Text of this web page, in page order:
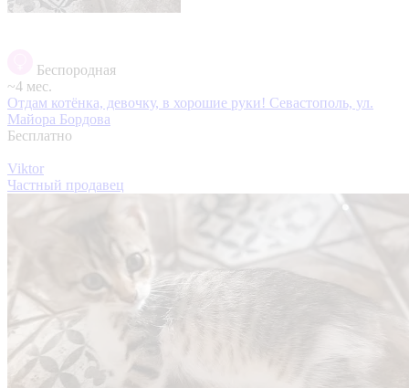
Беспородная
~4 мес.
Отдам котёнка, девочку, в хорошие руки! Севастополь, ул.
Майора Бордова
Бесплатно
Viktor
Частный продавец